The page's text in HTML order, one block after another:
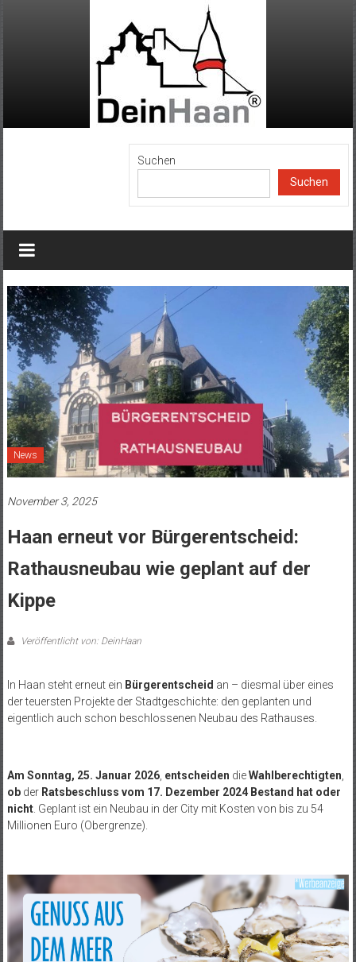
Suchen
Suchen
News
November 3, 2025
Haan erneut vor Bürgerentscheid:
Rathausneubau wie geplant auf der
Kippe
Veröffentlicht von: DeinHaan
In Haan steht erneut ein Bürgerentscheid an – diesmal über eines
der teuersten Projekte der Stadtgeschichte: den geplanten und
eigentlich auch schon beschlossenen Neubau des Rathauses.
Am Sonntag, 25. Januar 2026, entscheiden dieWahlberechtigten
ob der Ratsbeschluss vom 17. Dezember 2024 Bestand hat oder
nicht. Geplant ist ein Neubau in der City mit Kosten von bis zu 54
Millionen Euro (Obergrenze).